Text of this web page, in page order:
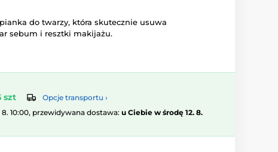
do twarzy, która skutecznie usuwa
sebum i resztki makijażu.
szt
Opcje transportu ›
10:00, przewidywana dostawa: u Ciebie w środę 12. 8.